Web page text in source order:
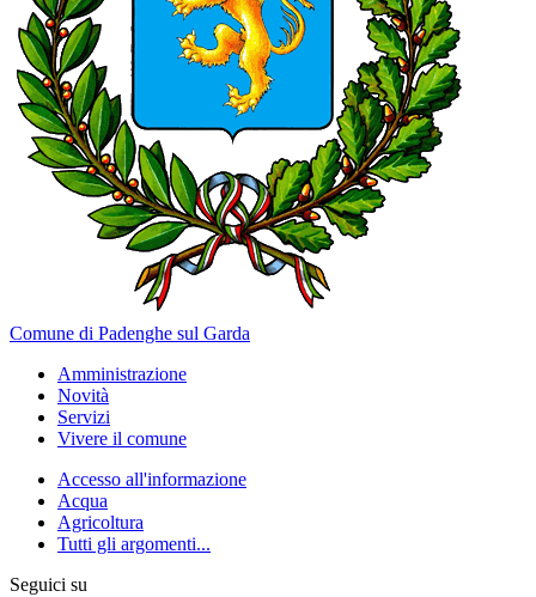
Comune di Padenghe sul Garda
Amministrazione
Novità
Servizi
Vivere il comune
Accesso all'informazione
Acqua
Agricoltura
Tutti gli argomenti...
Seguici su